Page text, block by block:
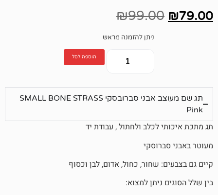
₪99.00
הוספה לסל
תג שם מעוצב אבני סברובסקי SMALL BONE STRASS
לכלב ולחתול , עבודת יד
שחור, כחול, אדום, לבן וכסוף
למצוא: